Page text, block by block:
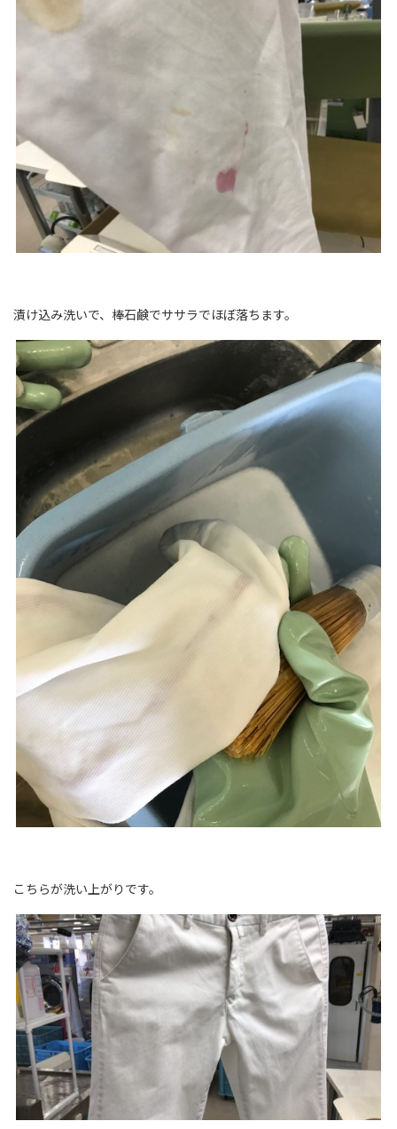
漬け込み洗いで、棒石鹸でササラでほぼ落ちます。
こちらが洗い上がりです。